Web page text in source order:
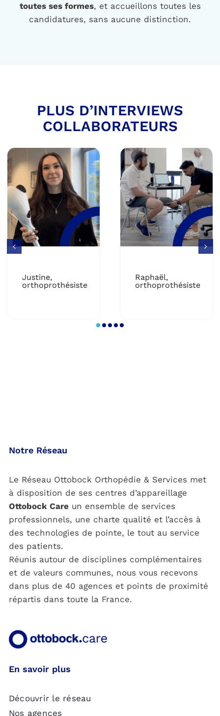
toutes ses formes, et accueillons toutes les
candidatures, sans aucune distinction.
PLUS D’INTERVIEWS
COLLABORATEURS
Justine,
orthoprothésiste
Raphaël,
orthoprothésiste
Notre Réseau
Le Réseau Ottobock Orthopédie & Services met
à disposition de ses centres d’appareillage
Ottobock Careun ensemble de services
professionnels, une charte qualité et l’accès à
des technologies de pointe, le tout au service
des patients.
Réunis autour de disciplines complémentaires
et de valeurs communes, nous vous recevons
dans plus de 40 agences et points de proximité
répartis dans toute la France.
En savoir plus
Découvrir le réseau
Nos agences